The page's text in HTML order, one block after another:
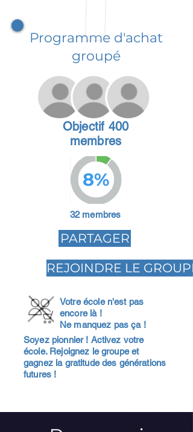
Programme d'achat
groupé
Objectif 400
membres
8%
32 membres
PARTAGER
REJOINDRE LE GROUPE
Votre école n'est pas
encore là !
Ne manquez pas ça !
Soyez pionnier ! Activez votre
école. Rejoignez le groupe et
gagnez la gratitude des générations
futures !